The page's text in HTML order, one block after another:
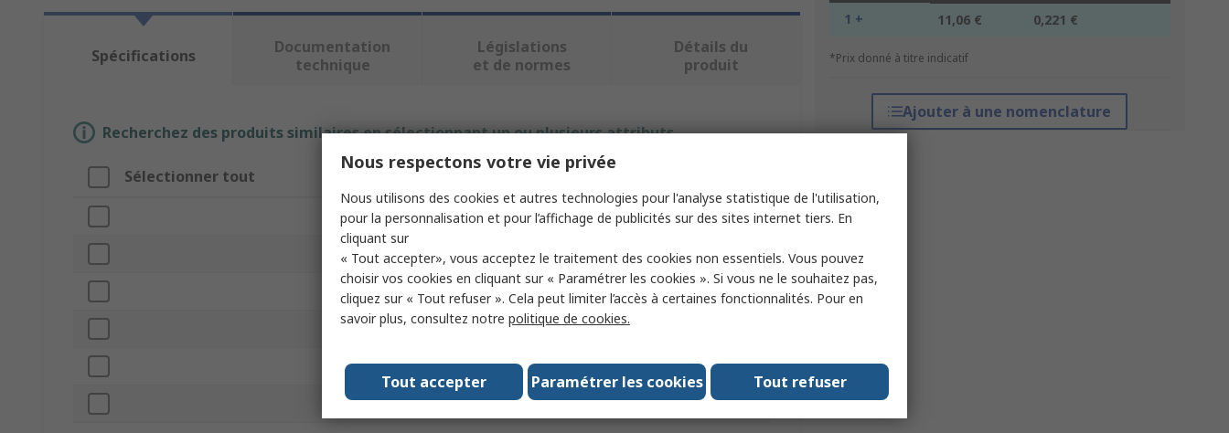
1 + 11,06 € 0,221 €
*Prix donné à titre indicatif
Ajouter à une nomenclature
Spécifications
Documentation
technique
Législations
et de normes
Détails du
produit
Recherchez des produits similaires en sélectionnant un ou plusieurs attributs.
Sélectionner tout Attribut Valeur
Marque RS PRO
Material Polyamide 66
Product Type Cable Gland Locknut
Thread Size M20
Colour Grey
IP Rating IP68
Nous respectons votre vie privée
Nous utilisons des cookies et autres technologies pour l'analyse statistique de l'utilisation,
pour la personnalisation et pour l’affichage de publicités sur des sites internet tiers. En
cliquant sur
« Tout accepter», vous acceptez le traitement des cookies non essentiels. Vous pouvez
choisir vos cookies en cliquant sur « Paramétrer les cookies ». Si vous ne le souhaitez pas,
cliquez sur « Tout refuser ». Cela peut limiter l’accès à certaines fonctionnalités. Pour en
savoir plus, consultez notre politique de cookies.
Tout accepter Paramétrer les cookies Tout refuser